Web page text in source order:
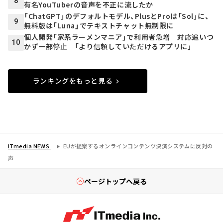
有名YouTuberの音声を不正に流したか
9
「ChatGPT」のデフォルトモデル、PlusとProは「Sol」に、
無料版は「Luna」でテキストチャット無制限に
10
個人開発「家系ラーメンマニア」で利用者急増 対応追いつ
かず一部停止 「より信頼していただけるアプリに」
ランキングをもっと見る
ITmedia NEWS
EUが提案するオンラインコンテンツ決済システムに反対の
声
ページトップへ戻る